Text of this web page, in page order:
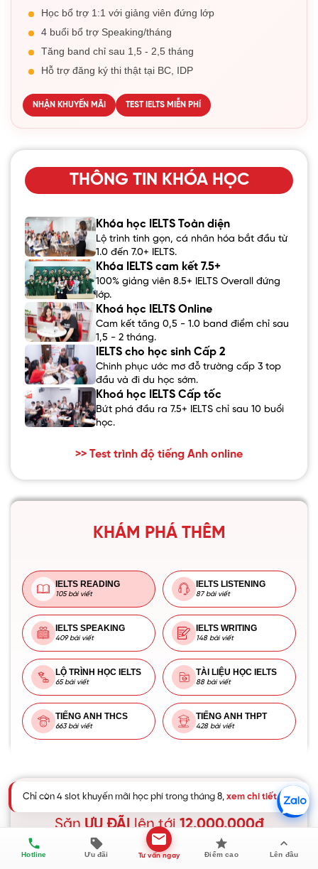
Học bổ trợ 1:1 với giảng viên đứng lớp
4 buổi bổ trợ Speaking/tháng
Tăng band chỉ sau 1,5 - 2,5 tháng
Hỗ trợ đăng ký thi thật tại BC, IDP
NHẬN KHUYẾN MÃI TEST IELTS MIỄN PHÍ
THÔNG TIN KHÓA HỌC
Khóa học IELTS Toàn diện
Lộ trình tinh gọn, cá nhân hóa bắt đầu từ
1.0 đến 7.0+ IELTS.
Khóa IELTS cam kết 7.5+
100% giảng viên 8.5+ IELTS Overall đứng
lớp.
Khoá học IELTS Online
Cam kết tăng 0,5 - 1.0 band điểm chỉ sau
1,5 - 2 tháng.
IELTS cho học sinh Cấp 2
Chinh phục ước mơ đỗ trường cấp 3 top
đầu và đi du học sớm.
Khoá học IELTS Cấp tốc
Bứt phá đầu ra 7.5+ IELTS chỉ sau 10 buổi
học.
>> Test trình độ tiếng Anh online
KHÁM PHÁ THÊM
IELTS READING
105 bài viết
IELTS LISTENING
87 bài viết
IELTS SPEAKING
409 bài viết
IELTS WRITING
148 bài viết
LỘ TRÌNH HỌC IELTS
65 bài viết
TÀI LIỆU HỌC IELTS
88 bài viết
TIẾNG ANH THCS
663 bài viết
TIẾNG ANH THPT
428 bài viết
ĐẶT LỊCH TƯ VẤN MIỄN PHÍ LỘ TRÌNH
SănƯU ĐÃIlên tới12.000.000đ
Hotline Ưu đãi Tư vấn ngay Điểm cao Lên đầu
Chỉ còn 4 slot khuyến mãi học phí trong tháng 8, xem chi tiết.